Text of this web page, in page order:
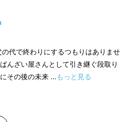
に移転し、
接届けられま
ェクトの成功
格の村”、特別
培から生まれ
いただきます。
※応援購入後、スタ
案内いたします。
代で終わりにするつもりはありませ
んざい屋さんとして引き継ぐ段取り
その後の未来 …もっと見る